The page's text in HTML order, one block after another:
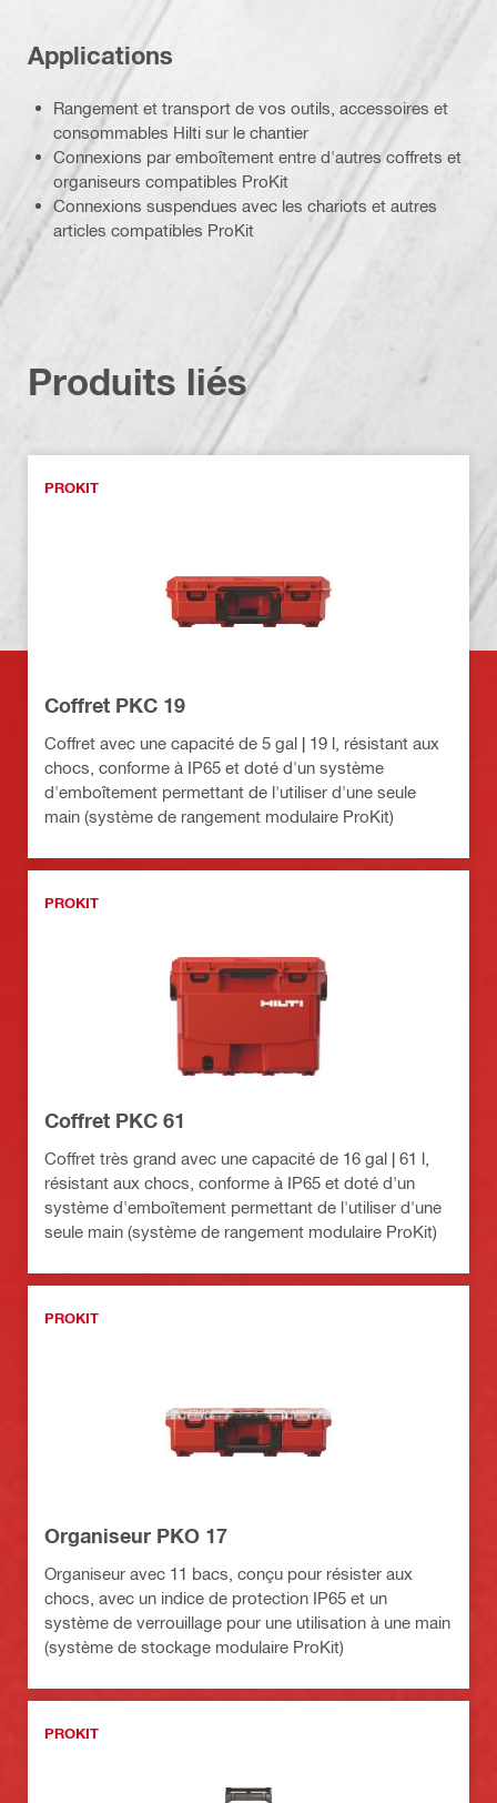
Applications
Rangement et transport de vos outils, accessoires et
consommables Hilti sur le chantier
Connexions par emboîtement entre d'autres coffrets et
organiseurs compatibles ProKit
Connexions suspendues avec les chariots et autres
articles compatibles ProKit
Produits liés
PROKIT
Coffret PKC 19
Coffret avec une capacité de 5 gal | 19 l, résistant aux
chocs, conforme à IP65 et doté d'un système
d'emboîtement permettant de l'utiliser d'une seule
main (système de rangement modulaire ProKit)
PROKIT
Coffret PKC 61
Coffret très grand avec une capacité de 16 gal | 61 l,
résistant aux chocs, conforme à IP65 et doté d'un
système d'emboîtement permettant de l'utiliser d'une
seule main (système de rangement modulaire ProKit)
PROKIT
Organiseur PKO 17
Organiseur avec 11 bacs, conçu pour résister aux
chocs, avec un indice de protection IP65 et un
système de verrouillage pour une utilisation à une main
(système de stockage modulaire ProKit)
PROKIT